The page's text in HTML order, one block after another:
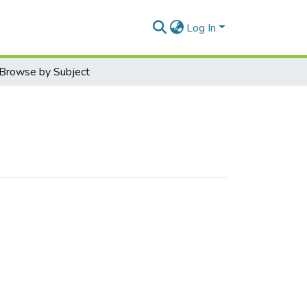
Log In
Browse by Subject